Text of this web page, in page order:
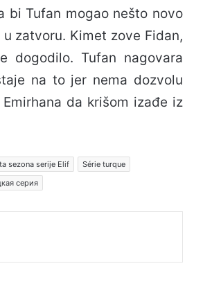
bi Tufan mogao nešto novo
zatvoru. Kimet zove Fidan,
Tufan nagovara
na to jer nema dozvolu
da krišom izađe iz
sezona serije Elif
Série turque
серия